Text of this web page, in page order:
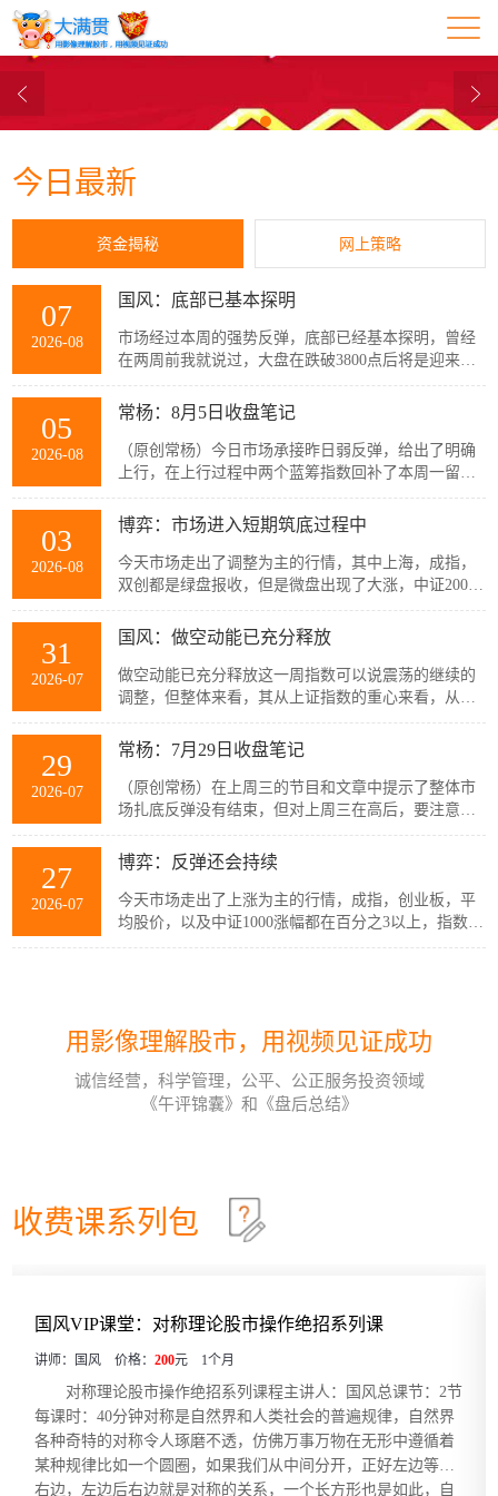
今日最新
资金揭秘 网上策略
07
2026-08
国风：底部已基本探明
市场经过本周的强势反弹，底部已经基本探明，曾经
在两周前我就说过，大盘在跌破3800点后将是迎来低
吸的机会，而不是卖出的时候。相信一直听我们大满
贯节目的朋友，包括我本人的观点的人...
05
2026-08
常杨：8月5日收盘笔记
（原创常杨）今日市场承接昨日弱反弹，给出了明确
上行，在上行过程中两个蓝筹指数回补了本周一留出
的向下跳空缺口，沪深两市也给出了大幅度上攻。对
于本周继续存在反弹上攻和两个蓝筹指数回...
03
2026-08
博弈：市场进入短期筑底过程中
今天市场走出了调整为主的行情，其中上海，成指，
双创都是绿盘报收，但是微盘出现了大涨，中证2000
也翻红，说明指数今天出现了一定的分歧，再看涨跌
家数的情况，其中上涨家数高达400...
31
2026-07
国风：做空动能已充分释放
做空动能已充分释放这一周指数可以说震荡的继续的
调整，但整体来看，其从上证指数的重心来看，从上
周五的收盘点位3814点，到本周的收盘点位，并没有
出现明显的下移，甚至于出现了一个小...
29
2026-07
常杨：7月29日收盘笔记
（原创常杨）在上周三的节目和文章中提示了整体市
场扎底反弹没有结束，但对上周三在高后，要注意短
线会有回落，到今天为止这个回落已经是连续6天的震
荡下行。今日市场活跃度再次开始加大，...
27
2026-07
博弈：反弹还会持续
今天市场走出了上涨为主的行情，成指，创业板，平
均股价，以及中证1000涨幅都在百分之3以上，指数形
成了合力走强的态势，再看涨跌家数的情况，其中上
用影像理解股市，用视频见证成功
诚信经营，科学管理，公平、公正服务投资领域
《午评锦囊》和《盘后总结》
收费课系列包
国风VIP课堂：对称理论股市操作绝招系列课
讲师：国风 价格：200元 1个月
对称理论股市操作绝招系列课程主讲人：国风总课节：2节
每课时：40分钟对称是自然界和人类社会的普遍规律，自然界
各种奇特的对称令人琢磨不透，仿佛万事万物在无形中遵循着
某种规律比如一个圆圈，如果我们从中间分开，正好左边等于
右边，左边后右边就是对称的关系，一个长方形也是如此，自